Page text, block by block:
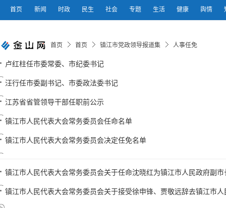
首页 新闻 时政 民生 社会 专题 生活 健康 舆情
首页 首页 镇江市党政领导报道集 人事任免
卢红柱任市委常委、市纪委书记
汪行任市委副书记、市委政法委书记
江苏省省管领导干部任职前公示
镇江市人民代表大会常务委员会任命名单
镇江市人民代表大会常务委员会决定任免名单
镇江市人民代表大会常务委员会关于任命沈晓红为镇江市人民政府副市
镇江市人民代表大会常务委员会关于接受徐申锋、贾敬远辞去镇江市